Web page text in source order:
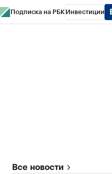
Подписка на РБК Инвестиции
Все новости